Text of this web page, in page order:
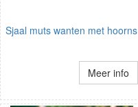
Sjaal muts wanten met hoorns
Meer info